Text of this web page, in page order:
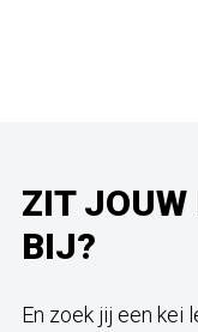
ZIT JOUW
BIJ?
En zoek jij een kei